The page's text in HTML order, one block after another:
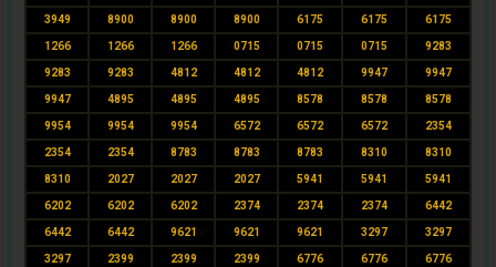
3949 8900 8900 8900 6175 6175 6175
1266 1266 1266 0715 0715 0715 9283
9283 9283 4812 4812 4812 9947 9947
9947 4895 4895 4895 8578 8578 8578
9954 9954 9954 6572 6572 6572 2354
2354 2354 8783 8783 8783 8310 8310
8310 2027 2027 2027 5941 5941 5941
6202 6202 6202 2374 2374 2374 6442
6442 6442 9621 9621 9621 3297 3297
3297 2399 2399 2399 6776 6776 6776